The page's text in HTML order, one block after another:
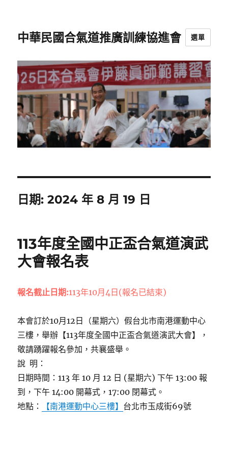
中華民國合氣道推廣訓練協進會 選單
日期:2024 年 8 月 19 日
113年度全國中正盃合氣道演武
大會報名表
報名截止日期:113年10月4日(報名已結束)
本會訂於10月12日（星期六）假台北市南港運動中心
三樓，舉辦【113年度全國中正盃合氣道演武大會】，
敬請踴躍報名參加，共襄盛舉。
說 明：
日期時間：113 年 10 月 12 日 (星期六) 下午 13:00 報
到，下午 14:00 開幕式，17:00 閉幕式。
地點：
【南港運動中心三樓】 台北市玉成街69號